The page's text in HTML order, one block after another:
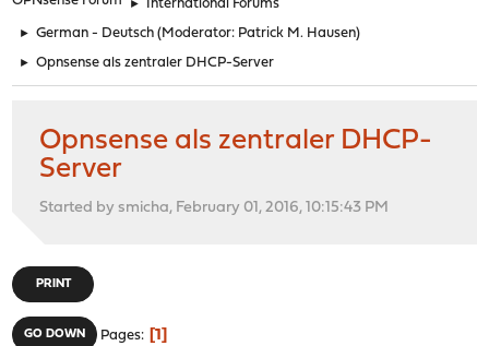
► International Forums
► German - Deutsch (Moderator: Patrick M. Hausen)
► Opnsense als zentraler DHCP-Server
Opnsense als zentraler DHCP-
Server
Started by smicha, February 01, 2016, 10:15:43 PM
PRINT
GO DOWN Pages 1